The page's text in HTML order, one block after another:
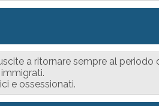
a ritornare sempre al
e ossessionati.